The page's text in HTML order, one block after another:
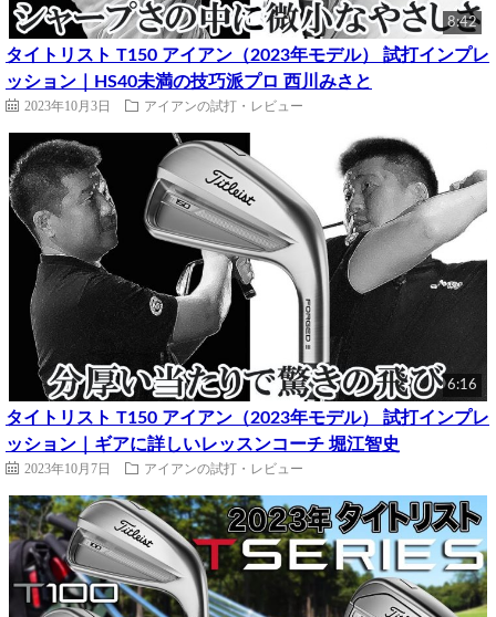
8:42
タイトリスト T150 アイアン（2023年モデル） 試打インプレ
ッション｜HS40未満の技巧派プロ 西川みさと
2023年10月3日 アイアンの試打・レビュー
6:16
タイトリスト T150 アイアン（2023年モデル） 試打インプレ
ッション｜ギアに詳しいレッスンコーチ 堀江智史
2023年10月7日 アイアンの試打・レビュー